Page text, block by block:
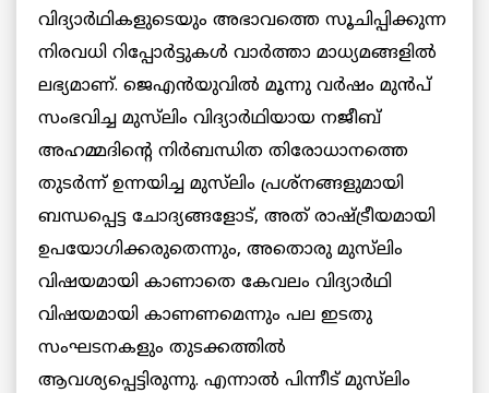
വിദ്യാർഥികളുടെയും അഭാവത്തെ സൂചിപ്പിക്കുന്ന
നിരവധി റിപ്പോർട്ടുകൾ വാർത്താ മാധ്യമങ്ങളിൽ
ലഭ്യമാണ്. ജെഎൻയുവിൽ മൂന്നു വര്‍ഷം മുൻപ്
സംഭവിച്ച മുസ്‌ലിം വിദ്യാർഥിയായ നജീബ്
അഹമ്മദിന്റെ നിർബന്ധിത തിരോധാനത്തെ
തുടർന്ന് ഉന്നയിച്ച മുസ്‌ലിം പ്രശ്നങ്ങളുമായി
ബന്ധപ്പെട്ട ചോദ്യങ്ങളോട്, അത് രാഷ്ട്രീയമായി
ഉപയോഗിക്കരുതെന്നും, അതൊരു മുസ്‌ലിം
വിഷയമായി കാണാതെ കേവലം വിദ്യാർഥി
വിഷയമായി കാണണമെന്നും പല ഇടതു
സംഘടനകളും തുടക്കത്തിൽ
ആവശ്യപ്പെട്ടിരുന്നു. എന്നാൽ പിന്നീട് മുസ്‌ലിം